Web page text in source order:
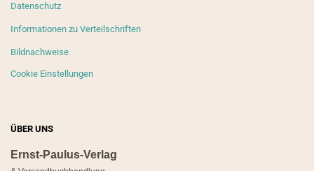
Datenschutz
Informationen zu Verteilschriften
Bildnachweise
Cookie Einstellungen
ÜBER UNS
Ernst-Paulus-Verlag